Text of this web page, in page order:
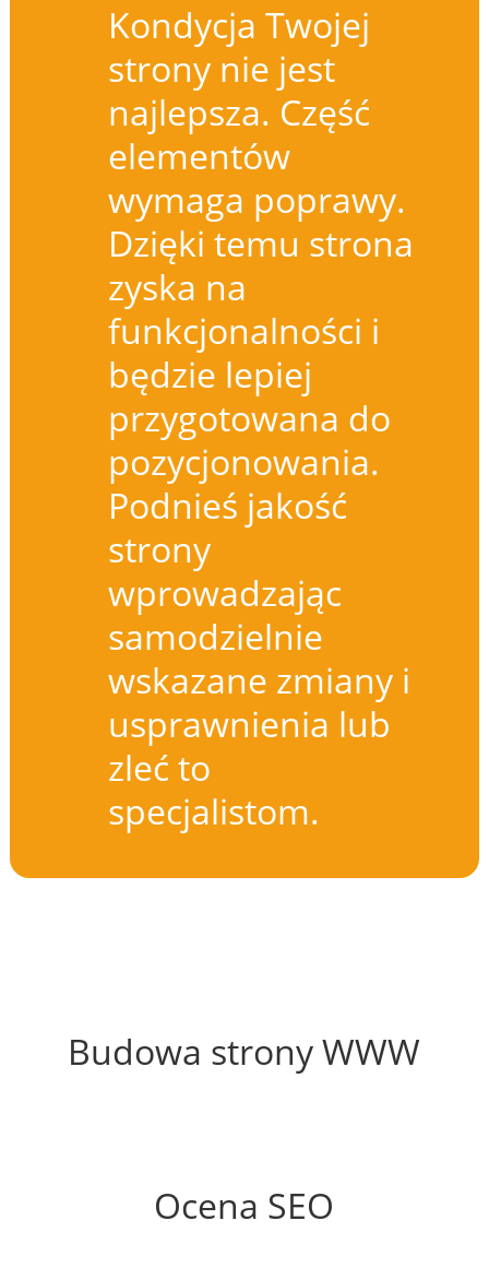
Kondycja Twojej
strony nie jest
najlepsza. Część
elementów
wymaga poprawy.
Dzięki temu strona
zyska na
funkcjonalności i
będzie lepiej
przygotowana do
pozycjonowania.
Podnieś jakość
strony
wprowadzając
samodzielnie
wskazane zmiany i
usprawnienia lub
zleć to
specjalistom.
Budowa strony WWW
Ocena SEO